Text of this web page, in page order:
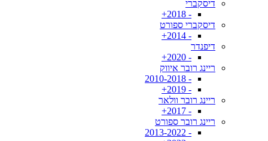
דיסקברי
- 2018+
דיסקברי ספורט
- 2014+
דיפנדר
- 2020+
ריינג רובר איווק
- 2010-2018
- 2019+
ריינג רובר וולאר
- 2017+
ריינג רובר ספורט
- 2013-2022